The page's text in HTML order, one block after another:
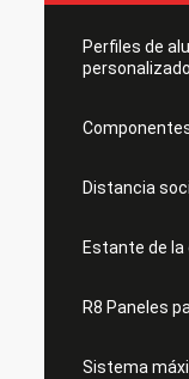
Perfiles de
personalizado
Distancia
Estante de la
R8 Paneles
Sistema